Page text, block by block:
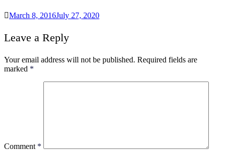
March 8, 2016July 27, 2020
Leave a Reply
Your email address will not be published. Required fields are
marked *
Comment *